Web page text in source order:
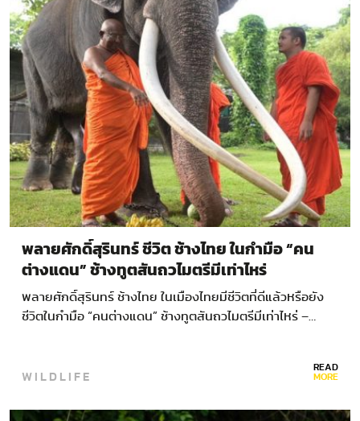
พลายศักดิ์สุรินทร์ ชีวิต ช้างไทย ในกำมือ “คน
ต่างแดน” ช้างทูตสันถวไมตรีมีเท่าไหร่
พลายศักดิ์สุรินทร์ ช้างไทย ในเมืองไทยมีชีวิตที่ดีแล้วหรือยัง
ชีวิตในกำมือ “คนต่างแดน” ช้างทูตสันถวไมตรีมีเท่าไหร่ –…
WILDLIFE READ
MORE